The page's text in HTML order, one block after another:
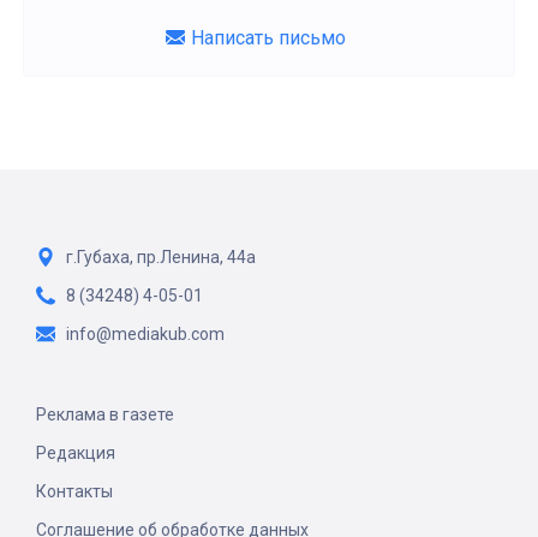
Написать письмо
г.Губаха, пр.Ленина, 44а
8 (34248) 4-05-01
info@mediakub.com
Реклама в газете
Редакция
Контакты
Соглашение об обработке данных